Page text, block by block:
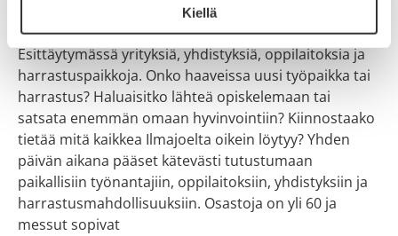
Kiellä
Ilmajoki-hallilla järjestetään 7.3.2024 klo 12-18
Ilimajoen pikkuusen paremmat messut.
Esittäytymässä yrityksiä, yhdistyksiä, oppilaitoksia ja
harrastuspaikkoja. Onko haaveissa uusi työpaikka tai
harrastus? Haluaisitko lähteä opiskelemaan tai
satsata enemmän omaan hyvinvointiin? Kiinnostaako
tietää mitä kaikkea Ilmajoelta oikein löytyy? Yhden
päivän aikana pääset kätevästi tutustumaan
paikallisiin työnantajiin, oppilaitoksiin, yhdistyksiin ja
harrastusmahdollisuuksiin. Osastoja on yli 60 ja
messut sopivat